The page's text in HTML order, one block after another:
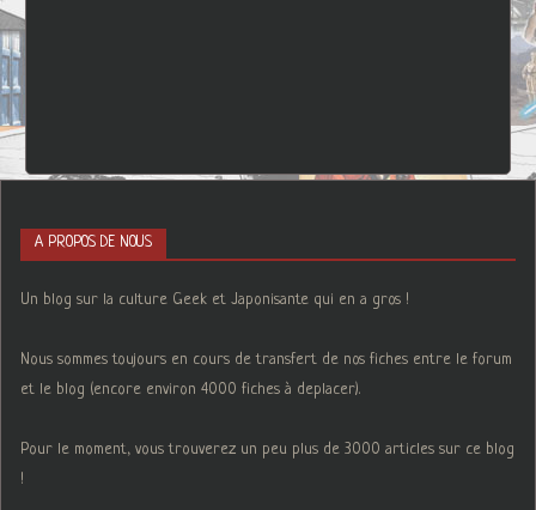
A PROPOS DE NOUS
Un blog sur la culture Geek et Japonisante qui en a gros !
Nous sommes toujours en cours de transfert de nos fiches entre le forum
et le blog (encore environ 4000 fiches à deplacer).
Pour le moment, vous trouverez un peu plus de 3000 articles sur ce blog
!